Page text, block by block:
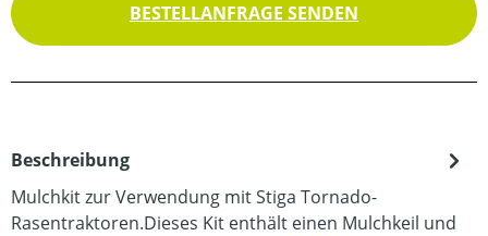
BESTELLANFRAGE SENDEN
Beschreibung
Mulchkit zur Verwendung mit Stiga Tornado-
Rasentraktoren.Dieses Kit enthält einen Mulchkeil und